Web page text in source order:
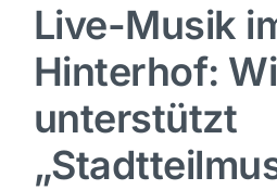
Politik
Wirtschaft
Sport
Live-Musik
Hinterhof:
unterstützt